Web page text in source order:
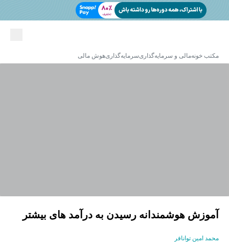
مکتب خونهمالی و سرمایه‌گذاریسرمایه‌گذاریهوش مالی
آموزش هوشمندانه رسیدن به درآمد های بیشتر
محمد امین توانافر